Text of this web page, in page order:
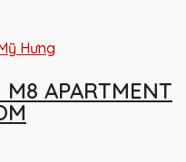
Hưng
APARTMENT